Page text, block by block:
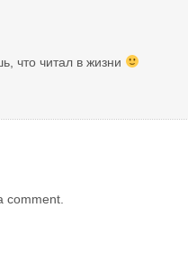
что читал в жизни
comment.